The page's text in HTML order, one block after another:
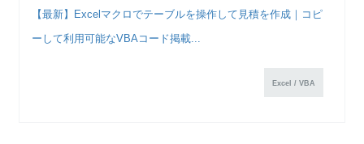
【最新】Excelマクロでテーブルを操作して見積を作成｜コピ
ーして利用可能なVBAコード掲載...
Excel / VBA